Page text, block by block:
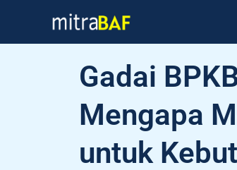
content
Gadai
Mengapa
untuk